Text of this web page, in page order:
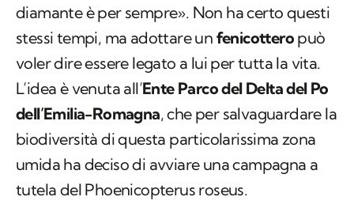
diamante è per sempre». Non ha certo questi
stessi tempi, ma adottare un fenicottero può
voler dire essere legato a lui per tutta la vita.
L’idea è venuta all’Ente Parco del Delta del Po
dell’Emilia-Romagna, che per salvaguardare la
biodiversità di questa particolarissima zona
umida ha deciso di avviare una campagna a
tutela del Phoenicopterus roseus.